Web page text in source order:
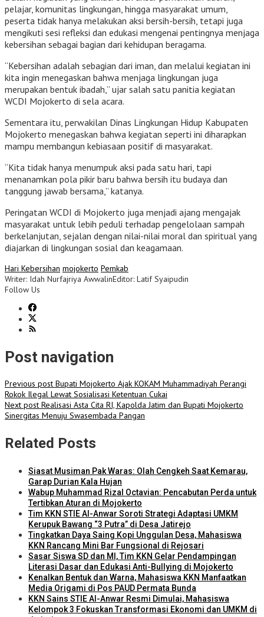
pelajar, komunitas lingkungan, hingga masyarakat umum,
peserta tidak hanya melakukan aksi bersih-bersih, tetapi juga
mengikuti sesi refleksi dan edukasi mengenai pentingnya menjaga
kebersihan sebagai bagian dari kehidupan beragama.
“Kebersihan adalah sebagian dari iman, dan melalui kegiatan ini
kita ingin menegaskan bahwa menjaga lingkungan juga
merupakan bentuk ibadah,” ujar salah satu panitia kegiatan
WCDI Mojokerto di sela acara.
Sementara itu, perwakilan Dinas Lingkungan Hidup Kabupaten
Mojokerto menegaskan bahwa kegiatan seperti ini diharapkan
mampu membangun kebiasaan positif di masyarakat.
“Kita tidak hanya menumpuk aksi pada satu hari, tapi
menanamkan pola pikir baru bahwa bersih itu budaya dan
tanggung jawab bersama,” katanya.
Peringatan WCDI di Mojokerto juga menjadi ajang mengajak
masyarakat untuk lebih peduli terhadap pengelolaan sampah
berkelanjutan, sejalan dengan nilai-nilai moral dan spiritual yang
diajarkan di lingkungan sosial dan keagamaan.
Hari Kebersihan mojokerto Pemkab
Writer: Idah Nurfajriya AwwalinEditor: Latif Syaipudin
Follow Us
Post navigation
Previous post Bupati Mojokerto Ajak KOKAM Muhammadiyah Perangi
Rokok Ilegal Lewat Sosialisasi Ketentuan Cukai
Next post Realisasi Asta Cita RI, Kapolda Jatim dan Bupati Mojokerto
Sinergitas Menuju Swasembada Pangan
Related Posts
Siasat Musiman Pak Waras: Olah Cengkeh Saat Kemarau,
Garap Durian Kala Hujan
Wabup Muhammad Rizal Octavian: Pencabutan Perda untuk
Tertibkan Aturan di Mojokerto
Tim KKN STIE Al-Anwar Soroti Strategi Adaptasi UMKM
Kerupuk Bawang “3 Putra” di Desa Jatirejo
Tingkatkan Daya Saing Kopi Unggulan Desa, Mahasiswa
KKN Rancang Mini Bar Fungsional di Rejosari
Sasar Siswa SD dan MI, Tim KKN Gelar Pendampingan
Literasi Dasar dan Edukasi Anti-Bullying di Mojokerto
Kenalkan Bentuk dan Warna, Mahasiswa KKN Manfaatkan
Media Origami di Pos PAUD Permata Bunda
KKN Sains STIE Al-Anwar Resmi Dimulai, Mahasiswa
Kelompok 3 Fokuskan Transformasi Ekonomi dan UMKM di